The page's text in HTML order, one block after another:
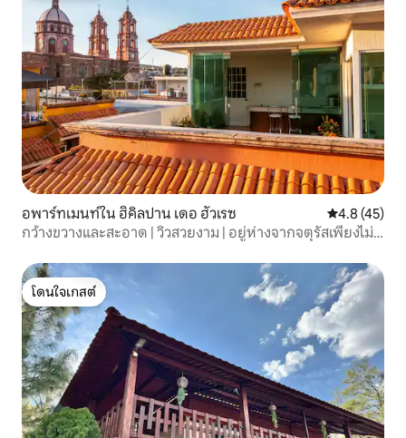
อพาร์ทเมนท์ใน ฮิคิลปาน เดอ ฮัวเรซ คะแนนเฉลี่ย
4.8 (45)
กว้างขวางและสะอาด | วิวสวยงาม | อยู่ห่างจากจตุรัสเพียงไม่กี่
โดนใจเกสต์
โดนใจเกสต์